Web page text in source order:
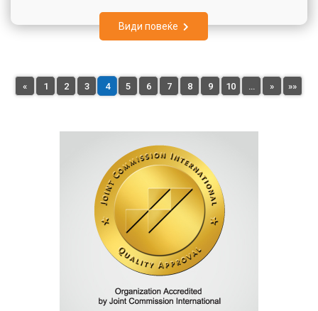
Види повеќе
« 1 2 3 4 5 6 7 8 9 10 … » »»